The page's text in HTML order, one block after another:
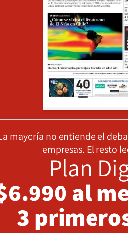
mayoría no entiende el
empresas. El resto
Plan
al
3